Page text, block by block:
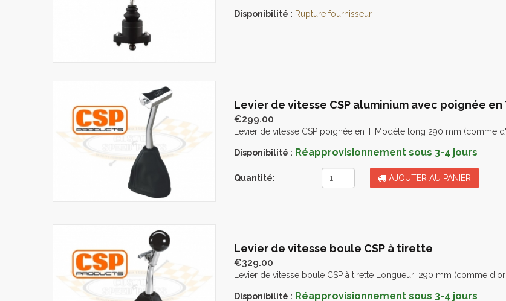
Disponibilité : Rupture fournisseur
Levier de vitesse CSP aluminium avec poignée en
€299.00
Levier de vitesse CSP poignée en T Modèle long 290 mm (comme
Disponibilité : Réapprovisionnement sous 3-4 jours
Quantité: AJOUTER AU PANIER
Levier de vitesse boule CSP à tirette
€329.00
Levier de vitesse boule CSP à tirette Longueur: 290 mm (comme
Disponibilité : Réapprovisionnement sous 3-4 jours